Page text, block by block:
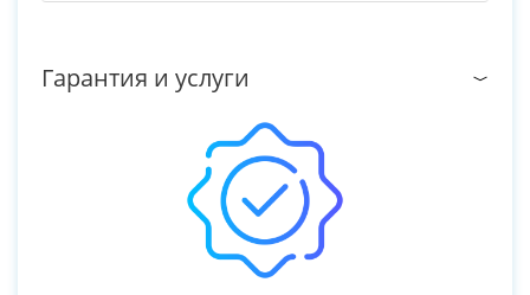
Гарантия и услуги